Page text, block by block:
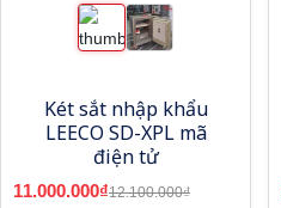
Két sắt nhập khẩu
LEECO SD-XPL mã
điện tử
11.000.000₫12.100.000₫